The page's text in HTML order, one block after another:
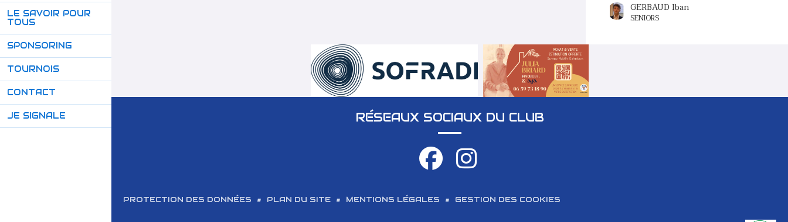
LE SAVOIR POUR
TOUS
SPONSORING
TOURNOIS
CONTACT
JE SIGNALE
GERBAUD Iban
SENIORS
RÉSEAUX SOCIAUX DU CLUB
PROTECTION DES DONNÉES PLAN DU SITE MENTIONS LÉGALES GESTION DES COOKIES